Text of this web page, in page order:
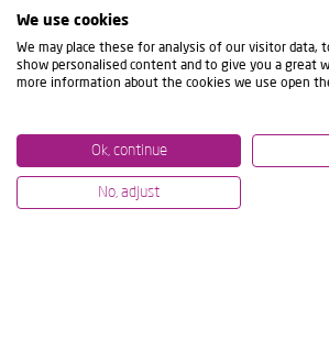
We use cookies
We may place these for analysis of our visitor data,
show personalised content and to give you a great
more information about the cookies we use open
Ok, continue
No, adjust